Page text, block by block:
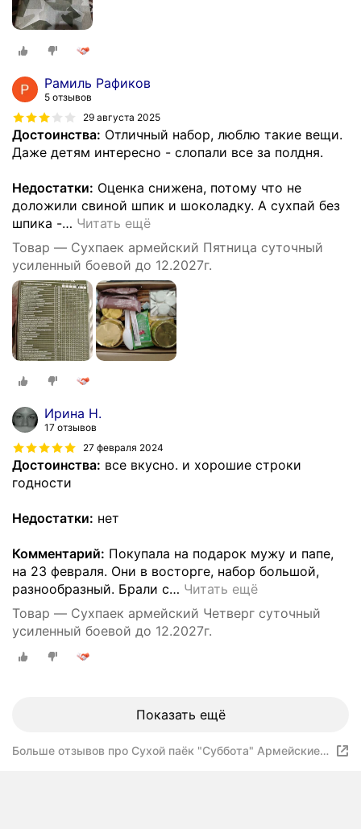
Рамиль Рафиков
5 отзывов
29 августа 2025
Достоинства: Отличный набор, люблю такие вещи.
Даже детям интересно - слопали все за полдня.
Недостатки: Оценка снижена, потому что не
доложили свиной шпик и шоколадку. А сухпай без
шпика -… Читать ещё
Товар — Сухпаек армейский Пятница суточный
усиленный боевой до 12.2027г.
Ирина Н.
17 отзывов
27 февраля 2024
Достоинства: все вкусно. и хорошие строки
годности
Недостатки: нет
Комментарий: Покупала на подарок мужу и папе,
на 23 февраля. Они в восторге, набор большой,
разнообразный. Брали с… Читать ещё
Товар — Сухпаек армейский Четверг суточный
усиленный боевой до 12.2027г.
Показать ещё
Больше отзывов про Cухой паёк "Суббота" Армейские